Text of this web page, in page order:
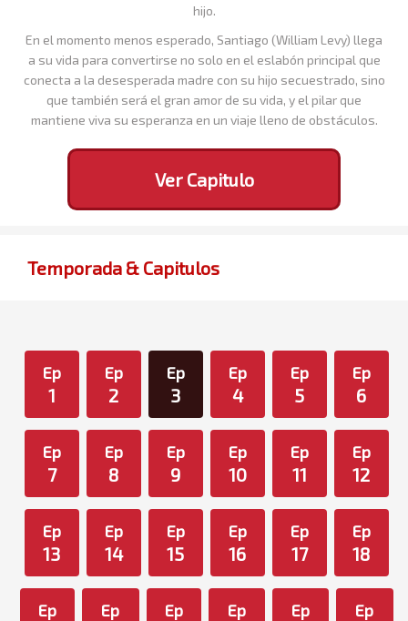
hijo.
En el momento menos esperado, Santiago (William Levy) llega
a su vida para convertirse no solo en el eslabón principal que
conecta a la desesperada madre con su hijo secuestrado, sino
que también será el gran amor de su vida, y el pilar que
mantiene viva su esperanza en un viaje lleno de obstáculos.
Ver Capitulo
Temporada & Capitulos
Ep
1
Ep
2
Ep
3
Ep
4
Ep
5
Ep
6
Ep
7
Ep
8
Ep
9
Ep
10
Ep
11
Ep
12
Ep
13
Ep
14
Ep
15
Ep
16
Ep
17
Ep
18
Ep Ep Ep Ep Ep Ep